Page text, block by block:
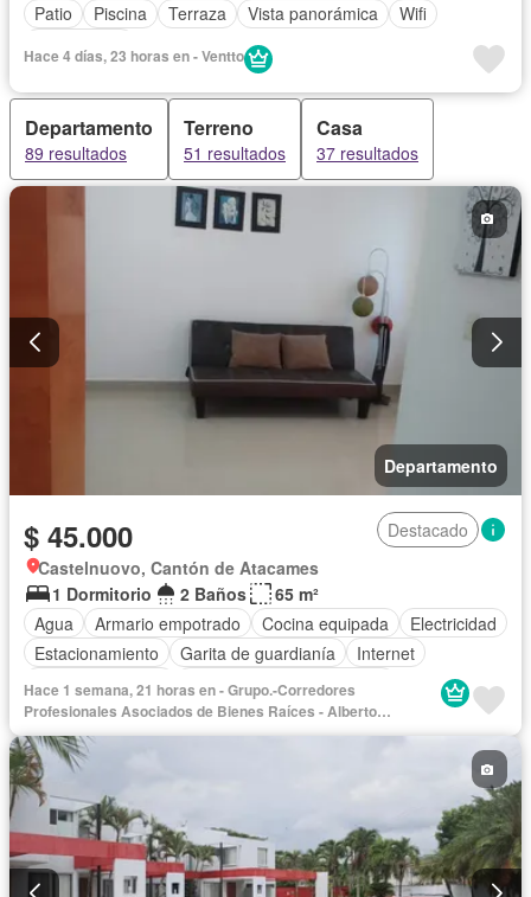
Patio
Piscina Terraza Vista panorámica
Wifi
Hace 4 días, 23 horas en - Ventto
Departamento
89 resultados
Terreno
51 resultados
Casa
37 resultados
Departamento
$ 45.000
Destacado
Castelnuovo, Cantón de Atacames
1 Dormitorio
2 Baños
65 m²
Agua
Armario empotrado Cocina equipada
Electricidad
Estacionamiento
Garita de guardianía
Internet
Vista panorámica
Completamente amoblado
Hace 1 semana, 21 horas en - Grupo.-Corredores
Profesionales Asociados de Bienes Raíces - Alberto
Rodríguez Lic. 1412-P